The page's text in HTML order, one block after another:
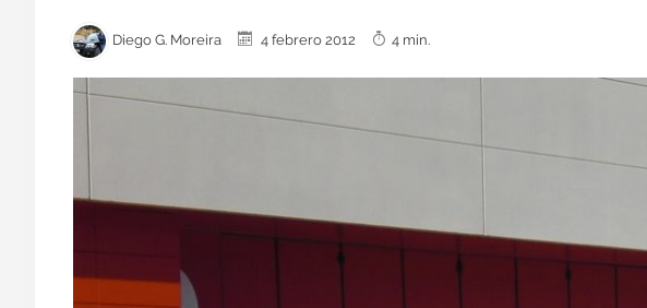
Diego G. Moreira 4 febrero 2012 4 min.